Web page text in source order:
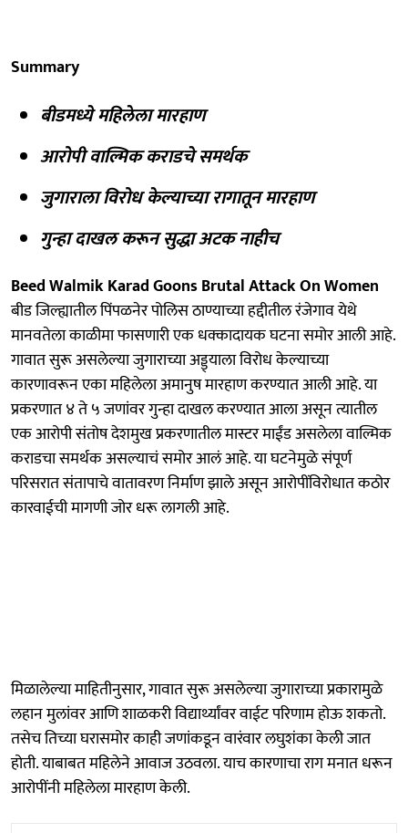
Summary
बीडमध्ये महिलेला मारहाण
आरोपी वाल्मिक कराडचे समर्थक
जुगाराला विरोध केल्याच्या रागातून मारहाण
गुन्हा दाखल करून सुद्धा अटक नाहीच
Beed Walmik Karad Goons Brutal Attack On Women
बीड जिल्ह्यातील पिंपळनेर पोलिस ठाण्याच्या हद्दीतील रंजेगाव येथे
मानवतेला काळीमा फासणारी एक धक्कादायक घटना समोर आली आहे.
गावात सुरू असलेल्या जुगाराच्या अड्ड्याला विरोध केल्याच्या
कारणावरून एका महिलेला अमानुष मारहाण करण्यात आली आहे. या
प्रकरणात ४ ते ५ जणांवर गुन्हा दाखल करण्यात आला असून त्यातील
एक आरोपी संतोष देशमुख प्रकरणातील मास्टर माईंड असलेला वाल्मिक
कराडचा समर्थक असल्याचं समोर आलं आहे. या घटनेमुळे संपूर्ण
परिसरात संतापाचे वातावरण निर्माण झाले असून आरोपींविरोधात कठोर
कारवाईची मागणी जोर धरू लागली आहे.
मिळालेल्या माहितीनुसार, गावात सुरू असलेल्या जुगाराच्या प्रकारामुळे
लहान मुलांवर आणि शाळकरी विद्यार्थ्यांवर वाईट परिणाम होऊ शकतो.
तसेच तिच्या घरासमोर काही जणांकडून वारंवार लघुशंका केली जात
होती. याबाबत महिलेने आवाज उठवला. याच कारणाचा राग मनात धरून
आरोपींनी महिलेला मारहाण केली.